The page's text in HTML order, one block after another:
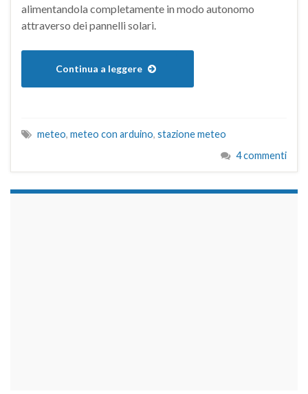
alimentandola completamente in modo autonomo
attraverso dei pannelli solari.
Continua a leggere
meteo, meteo con arduino, stazione meteo
4 commenti